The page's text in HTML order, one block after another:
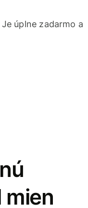
úplne zadarmo a
mien